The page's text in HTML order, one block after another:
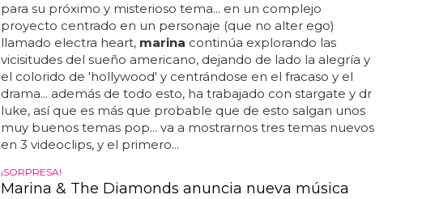
para su próximo y misterioso tema... en un complejo
proyecto centrado en un personaje (que no alter ego)
llamado electra heart, marina continúa explorando las
vicisitudes del sueño americano, dejando de lado la alegría y
el colorido de 'hollywood' y centrándose en el fracaso y el
drama... además de todo esto, ha trabajado con stargate y dr
luke, así que es más que probable que de esto salgan unos
muy buenos temas pop... va a mostrarnos tres temas nuevos
en 3 videoclips, y el primero...
¡SORPRESA!
Marina & The Diamonds anuncia nueva música